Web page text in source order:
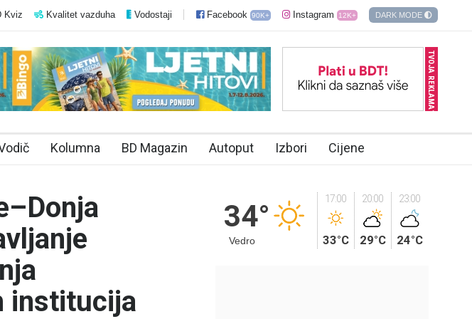
Kviz Kvalitet vazduha Vodostaji Facebook 90K+ Instagram 12K+ DARK MODE
TVOJA REKLAMA?
Kolumna BD Magazin Autoput Izbori Cijene
institucija
34° 17:00
33°C
20:00
29°C
23:00
24°C
Vedro